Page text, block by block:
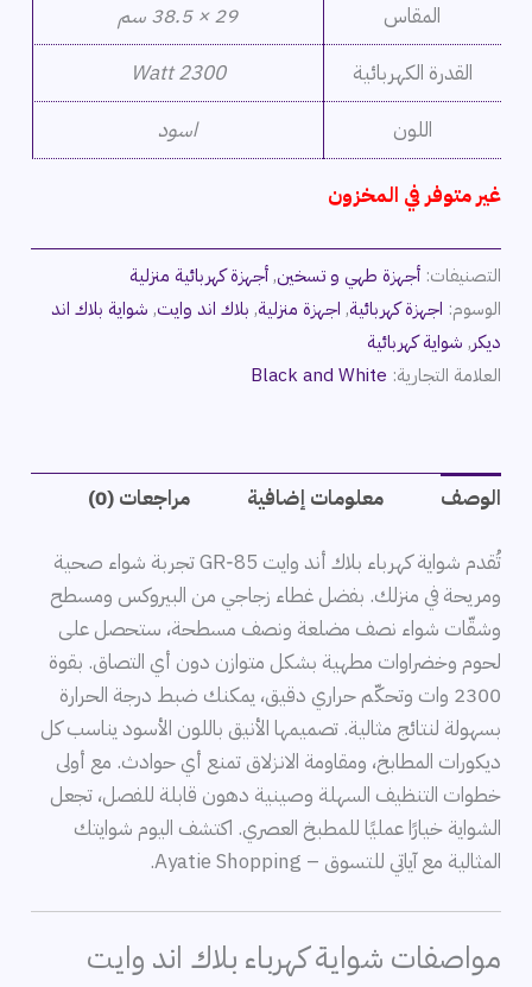
المقاس
29 × 38.5 سم
القدرة الكهربائية
2300 Watt
اللون
اسود
غير متوفر في المخزون
التصنيفات:أجهزة طهي و تسخين,أجهزة كهربائية منزلية
الوسوم: اجهزة كهربائية, اجهزة منزلية, بلاك اند وايت, شواية بلاك اند
ديكر, شواية كهربائية
العلامة التجارية: Black and White
الوصف معلومات إضافية مراجعات (0)
تُقدم شواية كهرباء بلاك أند وايت GR‑85 تجربة شواء صحية
ومريحة في منزلك. بفضل غطاء زجاجي من البيروكس ومسطح
وشقّات شواء نصف مضلعة ونصف مسطحة، ستحصل على
لحوم وخضراوات مطهية بشكل متوازن دون أي التصاق. بقوة
2300 وات وتحكّم حراري دقيق، يمكنك ضبط درجة الحرارة
بسهولة لنتائج مثالية. تصميمها الأنيق باللون الأسود يناسب كل
ديكورات المطابخ، ومقاومة الانزلاق تمنع أي حوادث. مع أولى
خطوات التنظيف السهلة وصينية دهون قابلة للفصل، تجعل
الشواية خيارًا عمليًا للمطبخ العصري. اكتشف اليوم شوايتك
المثالية مع آياتي للتسوق – Ayatie Shopping.
مواصفات شواية كهرباء بلاك اند وايت